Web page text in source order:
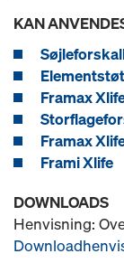
KAN
Framax
Framax
Frami Xlife
DOWNLOADS
Henvisning: